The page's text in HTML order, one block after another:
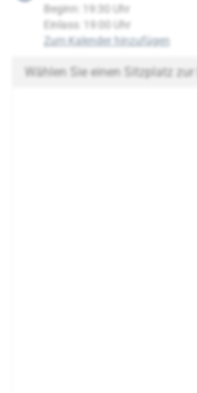
Beginn:
19:30
Uhr
Einlass:
19:00
Uhr
Zum Kalender hinzufügen
Wählen Sie einen Sitzplatz